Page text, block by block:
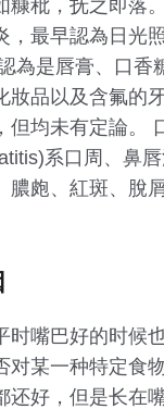
糠秕，抚之即落
，最早認為日光
為是唇膏、口香
妝品以及含氟的
但均未有定論。
系口周、鼻
膿皰、紅斑、脫
时嘴巴好的时候
对某一种特定食
还好，但是长在